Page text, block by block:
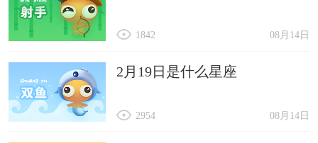
08月14日
1842
2月19日是什么星座
08月14日
2954